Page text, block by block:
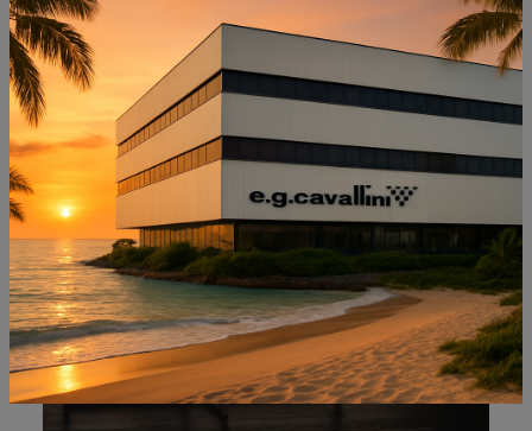
NON PERDERTI ANCHE:
DANTE